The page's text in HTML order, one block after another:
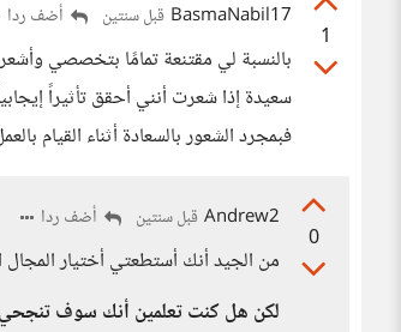
1
BasmaNabil17 قبل سنتين أضف ردا
بالنسبة لي مقتنعة تمامًا بتخصصي
سعيدة إذا شعرت أنني أحقق تأثيراً
فبمجرد الشعور بالسعادة أثناء
0
Andrew2 قبل سنتين أضف ردا
من الجيد أنك أستطعتي أختيار
لكن هل كنت تعلمين أنك سوف